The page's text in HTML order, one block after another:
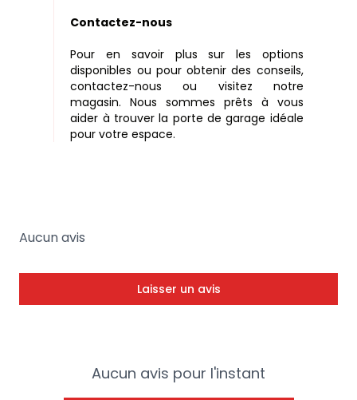
Contactez-nous
Pour en savoir plus sur les options
disponibles ou pour obtenir des conseils,
contactez-nous ou visitez notre
magasin. Nous sommes prêts à vous
aider à trouver la porte de garage idéale
pour votre espace.
Aucun avis pour l'instant
Aucun avis
Laisser un avis